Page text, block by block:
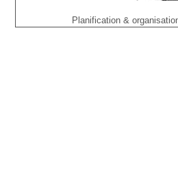
Planification &